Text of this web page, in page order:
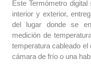
Este Termómetro
interior y exterior,
del lugar donde se
medición de
temperatura cableado el
cámara de frío o una